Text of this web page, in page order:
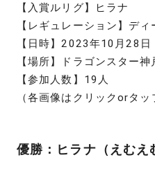
【入賞ルリグ】ヒラナ
【レギュレーション】デ
【日時】2023年10月28日
【場所】ドラゴンスター神
【参加人数】19人
（各画像はクリックorタッ
優勝：ヒラナ（えむえ